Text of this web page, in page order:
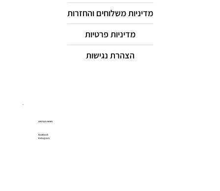
מדיניות משלוחים והחזרות
מדיניות פרטיות
הצהרת נגישות
רשתות חברתיות
Facebook
Instagram